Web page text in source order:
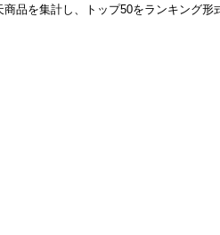
品を集計し、トップ50をランキング形